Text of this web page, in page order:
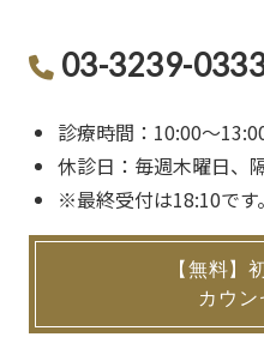
03-3239-
診療時間：10:00〜
休診日：毎週木曜日、
※最終受付は18:10です。
【無料】
カウ